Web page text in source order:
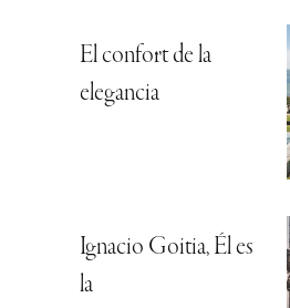
El confort de la
elegancia
Ignacio Goitia, Él es
la